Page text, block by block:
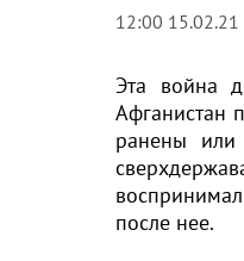
12:00 15.02.21
Эта война
Афганистан
ранены или
после нее.